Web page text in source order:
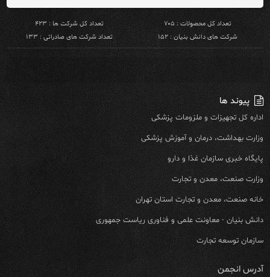
تعداد کل محصولات : ۷۰۵
تعداد کل شرکت ها : ۴۲۳
شرکت های دانش بنیان : ۱۵۲
تعداد شرکت های صادراتی : ۱۳۳
پیوند ها
اداره کل تجهیزات و ملزومات پزشکی
وزارت بهداشت، درمان و آموزش پزشکی
پایگاه خبری سازمان غذا و دارو
وزارت صنعت، معدن و تجارت
خانه صنعت، معدن و تجارت استان تهران
دانش بنیان - معاونت علمی و فناوری ریاست جمهوری
سازمان توسعه تجارت
آدرس انجمن